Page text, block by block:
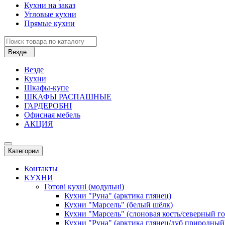
Кухни на заказ
Угловые кухни
Прямые кухни
Везде
Везде
Кухни
Шкафы-купе
ШКАФЫ РАСПАШНЫЕ
ГАРДЕРОБНІ
Офисная мебель
АКЦИЯ
Категории
Контакты
КУХНИ
Готові кухні (модульні)
Кухни "Руна" (арктика глянец)
Кухни "Марсель" (белый шёлк)
Кухни "Марсель" (слоновая кость/северный
Кухни "Руна" (арктика глянец/дуб